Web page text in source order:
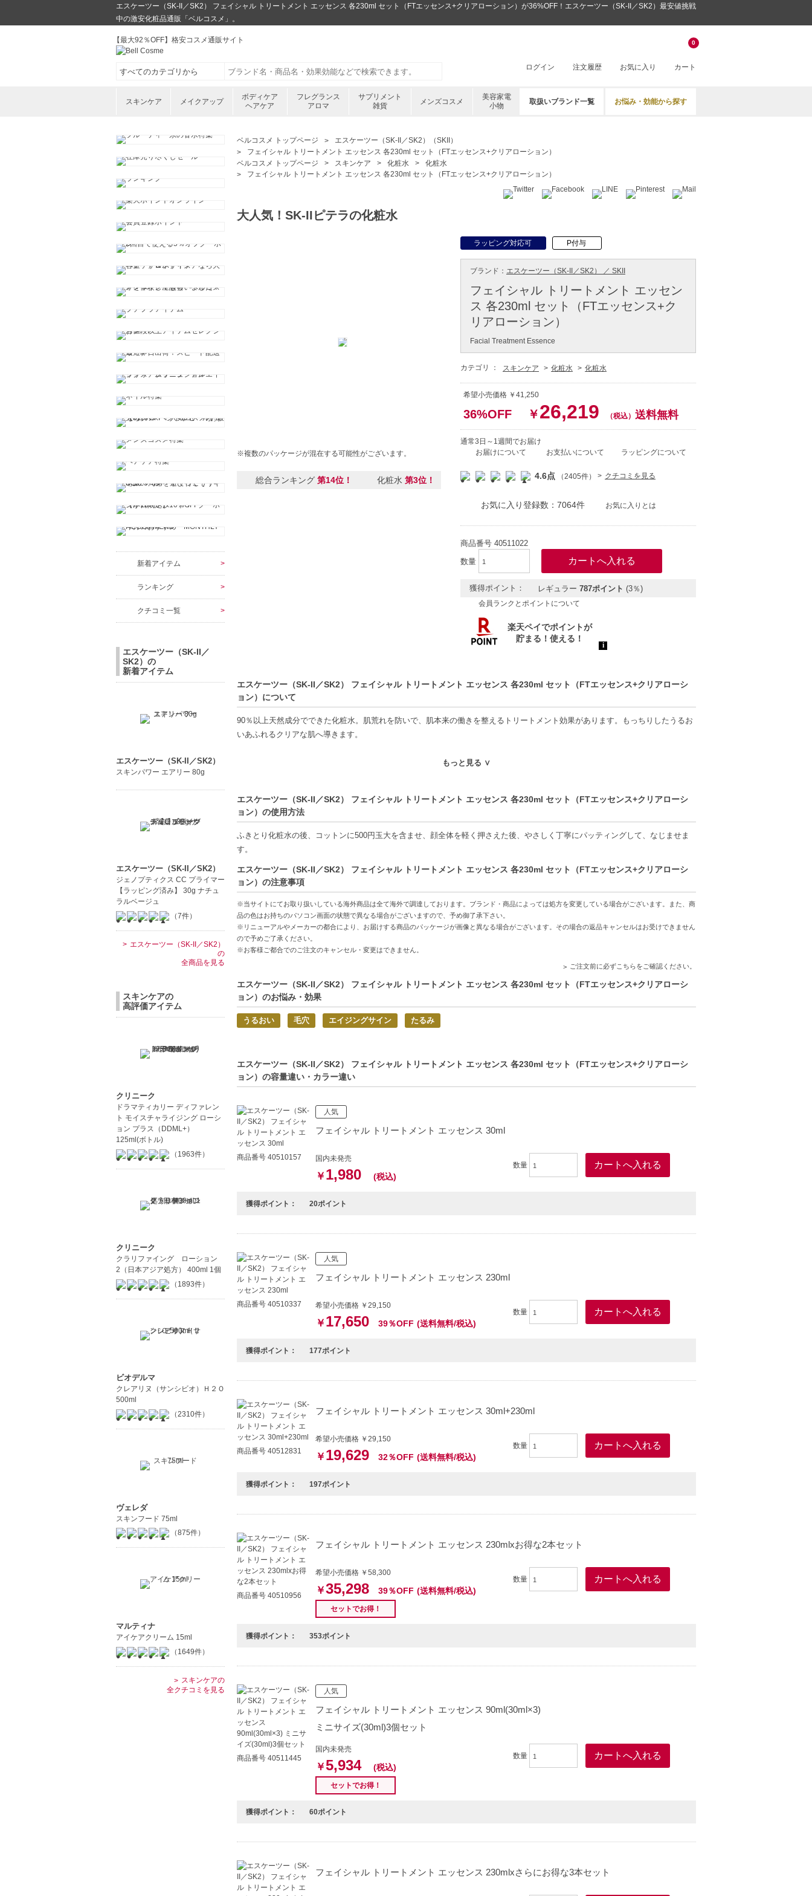
エスケーツー（SK-II／SK2） フェイシャル トリートメント エッセンス 各230ml セット（FTエッセンス+クリアローション）が36%OFF！エスケーツー（SK-II／SK2）最安値挑戦
中の激安化粧品通販「ベルコスメ」。
【最大92％OFF】格安コスメ通販サイト
ログイン 注文履歴 お気に入り カート
0
スキンケア メイクアップ
ボディケア
ヘアケア
フレグランス
アロマ
サプリメント
雑貨
メンズコスメ
美容家電
小物
取扱いブランド一覧 お悩み・効能から探す
ベルコスメ トップページ
エスケーツー（SK-II／SK2）（SKII）
フェイシャル トリートメント エッセンス 各230ml セット（FTエッセンス+クリアローション）
ベルコスメ トップページ
スキンケア 化粧水
化粧水
フェイシャル トリートメント エッセンス 各230ml セット（FTエッセンス+クリアローション）
大人気！SK-IIピテラの化粧水
※複数のパッケージが混在する可能性がございます。
総合ランキング 第14位！ 化粧水 第3位！
ラッピング対応可 P付与
ブランド： エスケーツー（SK-II／SK2） ／ SKII
フェイシャル トリートメント エッセン
ス 各230ml セット（FTエッセンス+ク
リアローション）
Facial Treatment Essence
カテゴリ ： スキンケア 化粧水 化粧水
希望小売価格 ￥41,250
36%OFF ￥26,219 （税込） 送料無料
通常3日～1週間でお届け
お届けについて
お支払いについて ラッピングについて
4.6点 （2405件） クチコミを見る
お気に入り登録数：7064件 お気に入りとは
商品番号 40511022
数量
獲得ポイント： レギュラー 787ポイント (3％)
会員ランクとポイントについて
エスケーツー（SK-II／SK2） フェイシャル トリートメント エッセンス 各230ml セット（FTエッセンス+クリアローシ
ョン）について
90％以上天然成分でできた化粧水。肌荒れを防いで、肌本来の働きを整えるトリートメント効果があります。もっちりしたうるお
いあふれるクリアな肌へ導きます。
かじめご了承ください。
本商品は並行輸入品のため、国内向け商品とパッケージ表記・成分表示・香り・使用感等が異なる場合がございます。
また、製造時期やロット、メーカーによる仕様変更により、掲載画像や過去にご使用の商品と一部異なる場合がございます。あら
かじめご了承ください。
いる場合がございます。※『△/○/22』の場合は『2022年○月△日』製造、『△/○/21』の場合は『2021年○月△日』製造、『111
○』の場合は『2022年○月』製造などの表記となります。
【ご購入前にご確認ください】成分濃度の違いによって、一部ロットでは香りが強く感じられる場合がありますが品質上の問題は
ございません。
▼よくある質問
Ｑ、SK-IIスキンケア商品の色（匂い・香り）が以前の色と違うのですが…？
用しておりません。その為、発酵培養の都度（製造の都度）、色の濃淡に誤差が生じやすい商品となっております。製品は正規新
品商品です。
【商品の特徴】
天然成分90％以上-肌に優しいナチュラル志向の化粧水。
【こんな方へおすすめ】
肌の状態を整えたいと考えている方
中文的商品説明在這裡（中国語の商品説明はこちら）
Product description in English is here（英語の商品説明はこちら）
もっと見る ∨
エスケーツー（SK-II／SK2） フェイシャル トリートメント エッセンス 各230ml セット（FTエッセンス+クリアローシ
ョン）の使用方法
ふきとり化粧水の後、コットンに500円玉大を含ませ、顔全体を軽く押さえた後、やさしく丁寧にパッティングして、なじませま
す。
エスケーツー（SK-II／SK2） フェイシャル トリートメント エッセンス 各230ml セット（FTエッセンス+クリアローシ
ョン）の注意事項
※当サイトにてお取り扱いしている海外商品は全て海外で調達しております。ブランド・商品によっては処方を変更している場合がございます。また、商
品の色はお持ちのパソコン画面の状態で異なる場合がございますので、予め御了承下さい。
※リニューアルやメーカーの都合により、お届けする商品のパッケージが画像と異なる場合がございます。その場合の返品キャンセルはお受けできません
ので予めご了承ください。
※お客様ご都合でのご注文のキャンセル・変更はできません。
ご注文前に必ずこちらをご確認ください。
エスケーツー（SK-II／SK2） フェイシャル トリートメント エッセンス 各230ml セット（FTエッセンス+クリアローシ
ョン）のお悩み・効果
うるおい 毛穴 エイジングサイン たるみ
エスケーツー（SK-II／SK2） フェイシャル トリートメント エッセンス 各230ml セット（FTエッセンス+クリアローシ
ョン）の容量違い・カラー違い
商品番号 40510157
人気
フェイシャル トリートメント エッセンス 30ml
国内未発売
￥ 1,980 (税込)
数量
獲得ポイント： 20ポイント
商品番号 40510337
人気
フェイシャル トリートメント エッセンス 230ml
希望小売価格 ￥29,150
￥ 17,650 39％OFF (送料無料/税込)
数量
獲得ポイント： 177ポイント
商品番号 40512831
フェイシャル トリートメント エッセンス 30ml+230ml
希望小売価格 ￥29,150
￥ 19,629 32％OFF (送料無料/税込)
数量
獲得ポイント： 197ポイント
商品番号 40510956
フェイシャル トリートメント エッセンス 230mlxお得な2本セット
希望小売価格 ￥58,300
￥35,298 39％OFF (送料無料/税込)
セットでお得！
数量
獲得ポイント： 353ポイント
商品番号 40511445
人気
フェイシャル トリートメント エッセンス 90ml(30ml×3)
ミニサイズ(30ml)3個セット
国内未発売
￥5,934 (税込)
セットでお得！
数量
獲得ポイント： 60ポイント
フェイシャル トリートメント エッセンス 230mlxさらにお得な3本セット
新着アイテム
ランキング
クチコミ一覧
エスケーツー（SK-II／
SK2）の
新着アイテム
エスケーツー（SK-II／SK2）
スキンパワー エアリー 80g
エスケーツー（SK-II／SK2）
ジェノプティクス CC プライマー
【ラッピング済み】 30g ナチュ
ラルベージュ
（7件）
エスケーツー（SK-II／SK2）
の
全商品を見る
スキンケアの
高評価アイテム
クリニーク
ドラマティカリー ディファレン
ト モイスチャライジング ローシ
ョン プラス（DDML+）
125ml(ボトル)
（1963件）
クリニーク
クラリファイング ローション
2（日本アジア処方） 400ml 1個
（1893件）
ビオデルマ
クレアリヌ（サンシビオ）Ｈ２Ｏ
500ml
（2310件）
ヴェレダ
スキンフード 75ml
（875件）
マルティナ
アイケアクリーム 15ml
（1649件）
スキンケアの
全クチコミを見る